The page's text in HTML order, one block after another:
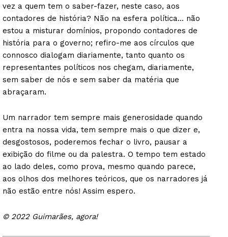
Guimarães, agora!
Institucional
Artigos
Europa
vez a quem tem o saber-fazer, neste caso, aos
contadores de história? Não na esfera política… não
estou a misturar domínios, propondo contadores de
história para o governo; refiro-me aos círculos que
connosco dialogam diariamente, tanto quanto os
representantes políticos nos chegam, diariamente,
sem saber de nós e sem saber da matéria que
abraçaram.
Um narrador tem sempre mais generosidade quando
entra na nossa vida, tem sempre mais o que dizer e,
desgostosos, poderemos fechar o livro, pausar a
exibição do filme ou da palestra. O tempo tem estado
ao lado deles, como prova, mesmo quando parece,
aos olhos dos melhores teóricos, que os narradores já
não estão entre nós! Assim espero.
© 2022 Guimarães, agora!